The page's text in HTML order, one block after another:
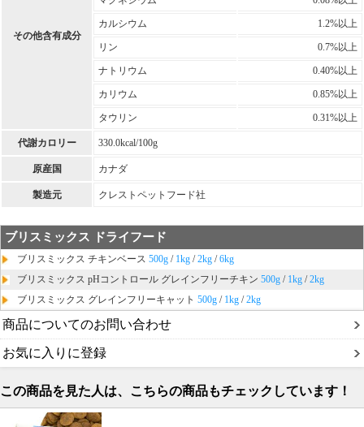
その他含有成分
カルシウム 1.2%以上
リン 0.7%以上
ナトリウム 0.40%以上
カリウム 0.85%以上
タウリン 0.31%以上
代謝カロリー 330.0kcal/100g
原産国 カナダ
製造元 クレストペットフード社
ブリスミックス ドライフード
ブリスミックス チキンベース 500g / 1kg /2kg /6kg
ブリスミックス pHコントロール グレインフリーチキン 500g / 1kg /2kg
ブリスミックス グレインフリーキャット 500g / 1kg /2kg
商品についてのお問い合わせ
お気に入りに登録
この商品を見た人は、こちらの商品もチェックしています！